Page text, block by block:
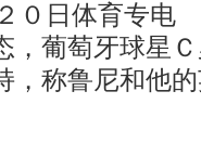
０日体育专电
，葡萄牙球星
，称鲁尼和他